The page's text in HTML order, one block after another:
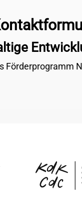
Förderprogramm